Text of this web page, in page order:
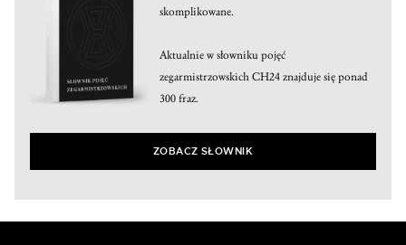
skomplikowane.
Aktualnie w słowniku pojęć
zegarmistrzowskich CH24 znajduje się ponad
300 fraz.
ZOBACZ SŁOWNIK